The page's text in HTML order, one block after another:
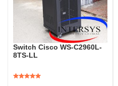
Switch Cisco WS-C2960L-
8TS-LL